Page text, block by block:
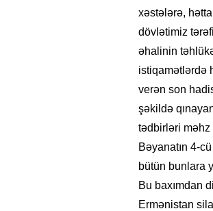
xəstələrə,
dövlətimiz
əhalinin
istiqamətlərdə
verən son
şəkildə
tədbirləri məhz
Bəyanatın 4-
bütün bunlara
Bu baxımdan
Ermənistan